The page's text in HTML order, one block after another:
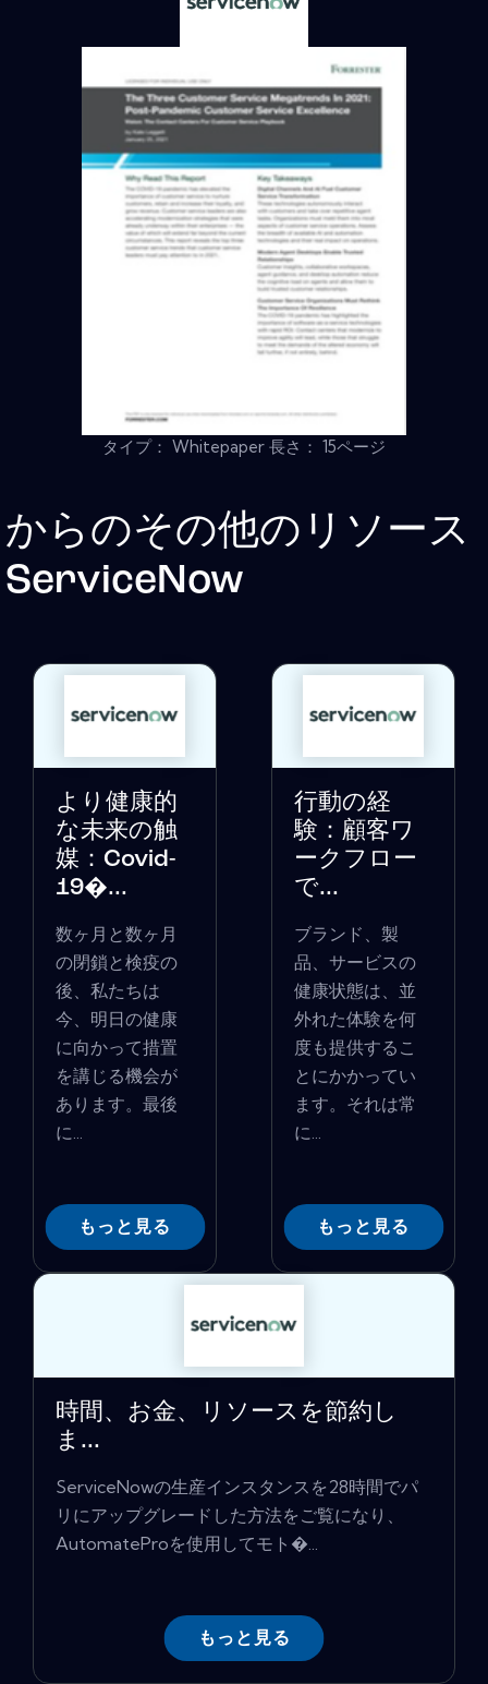
タイプ： Whitepaper 長さ： 15ページ
からのその他のリソース
ServiceNow
より健康的
な未来の触
媒：Covid-
19�...
数ヶ月と数ヶ月
の閉鎖と検疫の
後、私たちは
今、明日の健康
に向かって措置
を講じる機会が
あります。最後
に...
もっと見る
行動の経
験：顧客ワ
ークフロー
で...
ブランド、製
品、サービスの
健康状態は、並
外れた体験を何
度も提供するこ
とにかかってい
ます。それは常
に...
もっと見る
時間、お金、リソースを節約し
ま...
ServiceNowの生産インスタンスを28時間でパ
リにアップグレードした方法をご覧になり、
AutomateProを使用してモト�...
もっと見る